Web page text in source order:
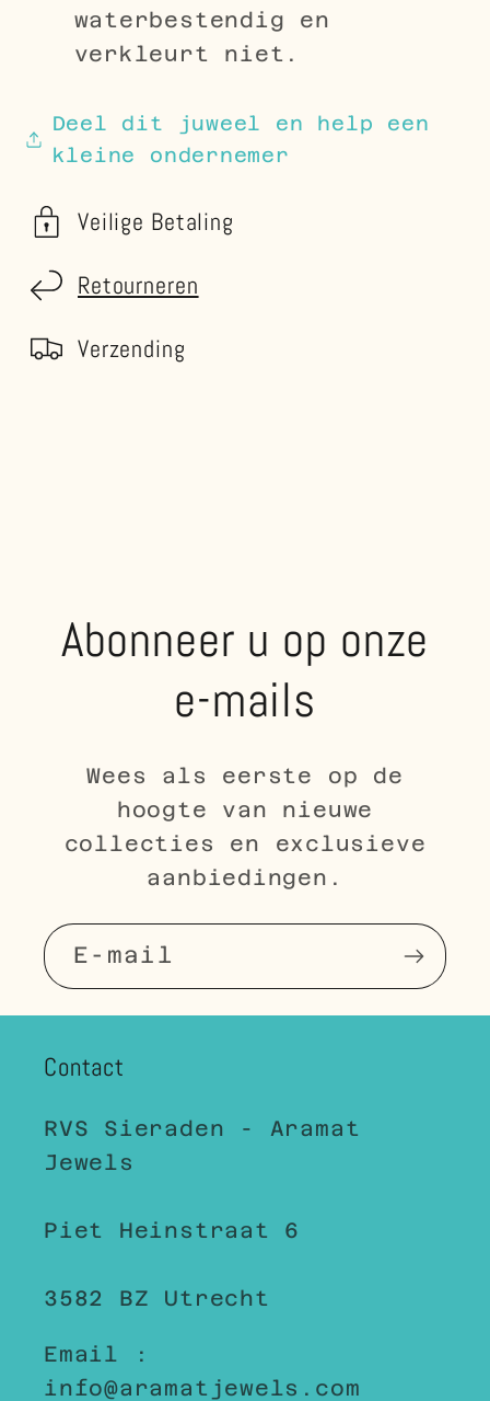
waterbestendig en
verkleurt niet.
Deel dit juweel en help een
kleine ondernemer
Veilige Betaling
Retourneren
Verzending
Abonneer u op onze
e-mails
Wees als eerste op de
hoogte van nieuwe
collecties en exclusieve
aanbiedingen.
E‑mail
Contact
RVS Sieraden - Aramat
Jewels
Piet Heinstraat 6
3582 BZ Utrecht
Email :
info@aramatjewels.com